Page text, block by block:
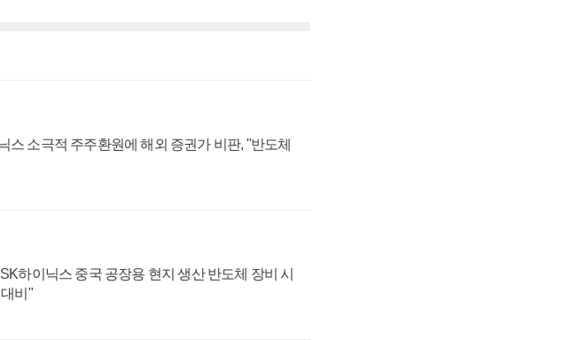
스 소극적 주주환원에 해외 증권가 비판, "반도체
하이닉스 중국 공장용 현지 생산 반도체 장비 시
비"